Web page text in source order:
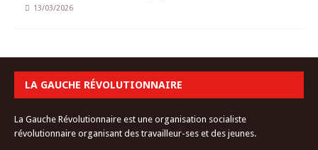
13/03/2026
LA GAUCHE RÉVOLUTIONNAIRE
La Gauche Révolutionnaire est une organisation socialiste
révolutionnaire organisant des travailleur-ses et des jeunes.